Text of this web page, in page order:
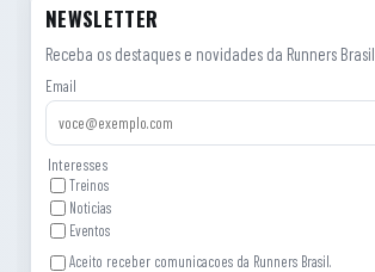
NEWSLETTER
Receba os destaques e novidades da Runners Brasil.
Email
Interesses
Treinos
Noticias
Eventos
Aceito receber comunicacoes da Runners Brasil.